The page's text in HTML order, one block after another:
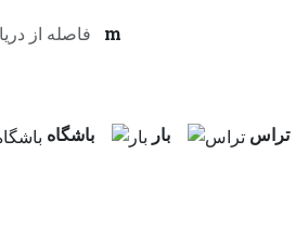
فاصله از
500 m
باشگاه بار تراس